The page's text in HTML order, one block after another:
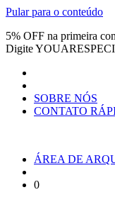
Pular para o conteúdo
5% OFF na primeira
Digite
SOBRE NÓS
CONTATO
ÁREA DE
0